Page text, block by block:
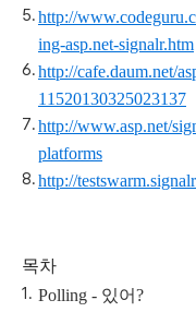
http://
ing-asp.net-signalr.htm
http://cafe.daum.net/
11520130325023137
http://www.asp.net/
platforms
http://
목차
Polling - 있어?